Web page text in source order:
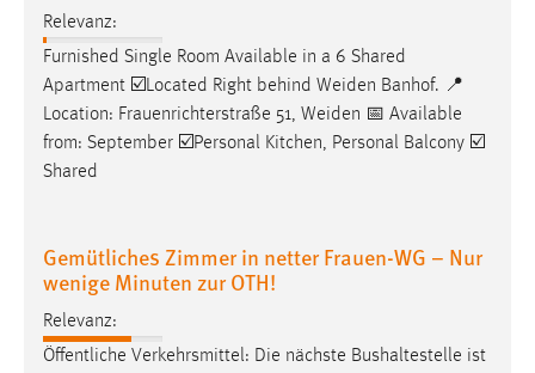
Relevanz:
Furnished Single Room Available in a 6 Shared
Apartment ☑️Located Right behind Weiden Banhof. 📍
Location: Frauenrichterstraße 51, Weiden 📅 Available
from: September ☑️Personal Kitchen, Personal Balcony ☑️
Shared
Gemütliches Zimmer in netter Frauen-WG – Nur
wenige Minuten zur OTH!
Relevanz:
Öffentliche Verkehrsmittel: Die nächste Bushaltestelle ist